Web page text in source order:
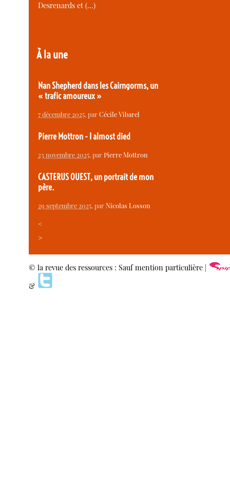
Desrenards et (…)
À la une
Nan Shepherd dans les Cairngorms, un
« trafic amoureux »
7 décembre 2025, parCécile Vibarel
Pierre Mottron - I almost died
23 novembre 2025, parPierre Mottron
CASTERUS OUEST, un portrait de mon
père.
29 septembre 2025, parNicolas Losson
<
>
© la revue des ressources : Sauf mention particulière |
&